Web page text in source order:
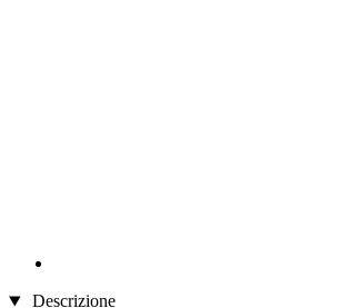
Descrizione